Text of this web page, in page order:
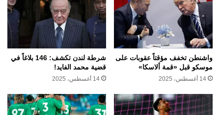
واشنطن تخفف مؤقتاً عقوبات على
موسكو قبل «قمة ألاسكا»
14 أغسطس، 2025
شرطة لندن تكشف: 146 بلاغاً في
قضية محمد الفايد!
14 أغسطس، 2025